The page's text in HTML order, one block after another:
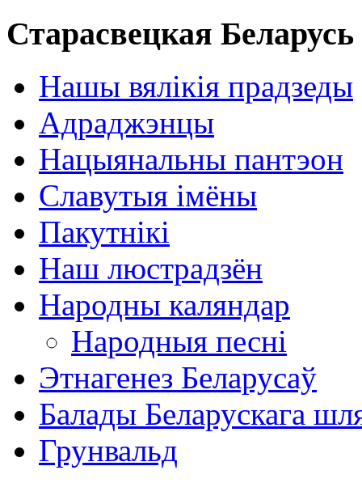
Старасвецкая Беларусь
Нашы вялікія прадзеды
Адраджэнцы
Нацыянальны пантэон
Славутыя імёны
Пакутнікі
Наш люстрадзён
Народны каляндар
Народныя песні
Этнагенез Беларусаў
Балады Беларускага
Грунвальд